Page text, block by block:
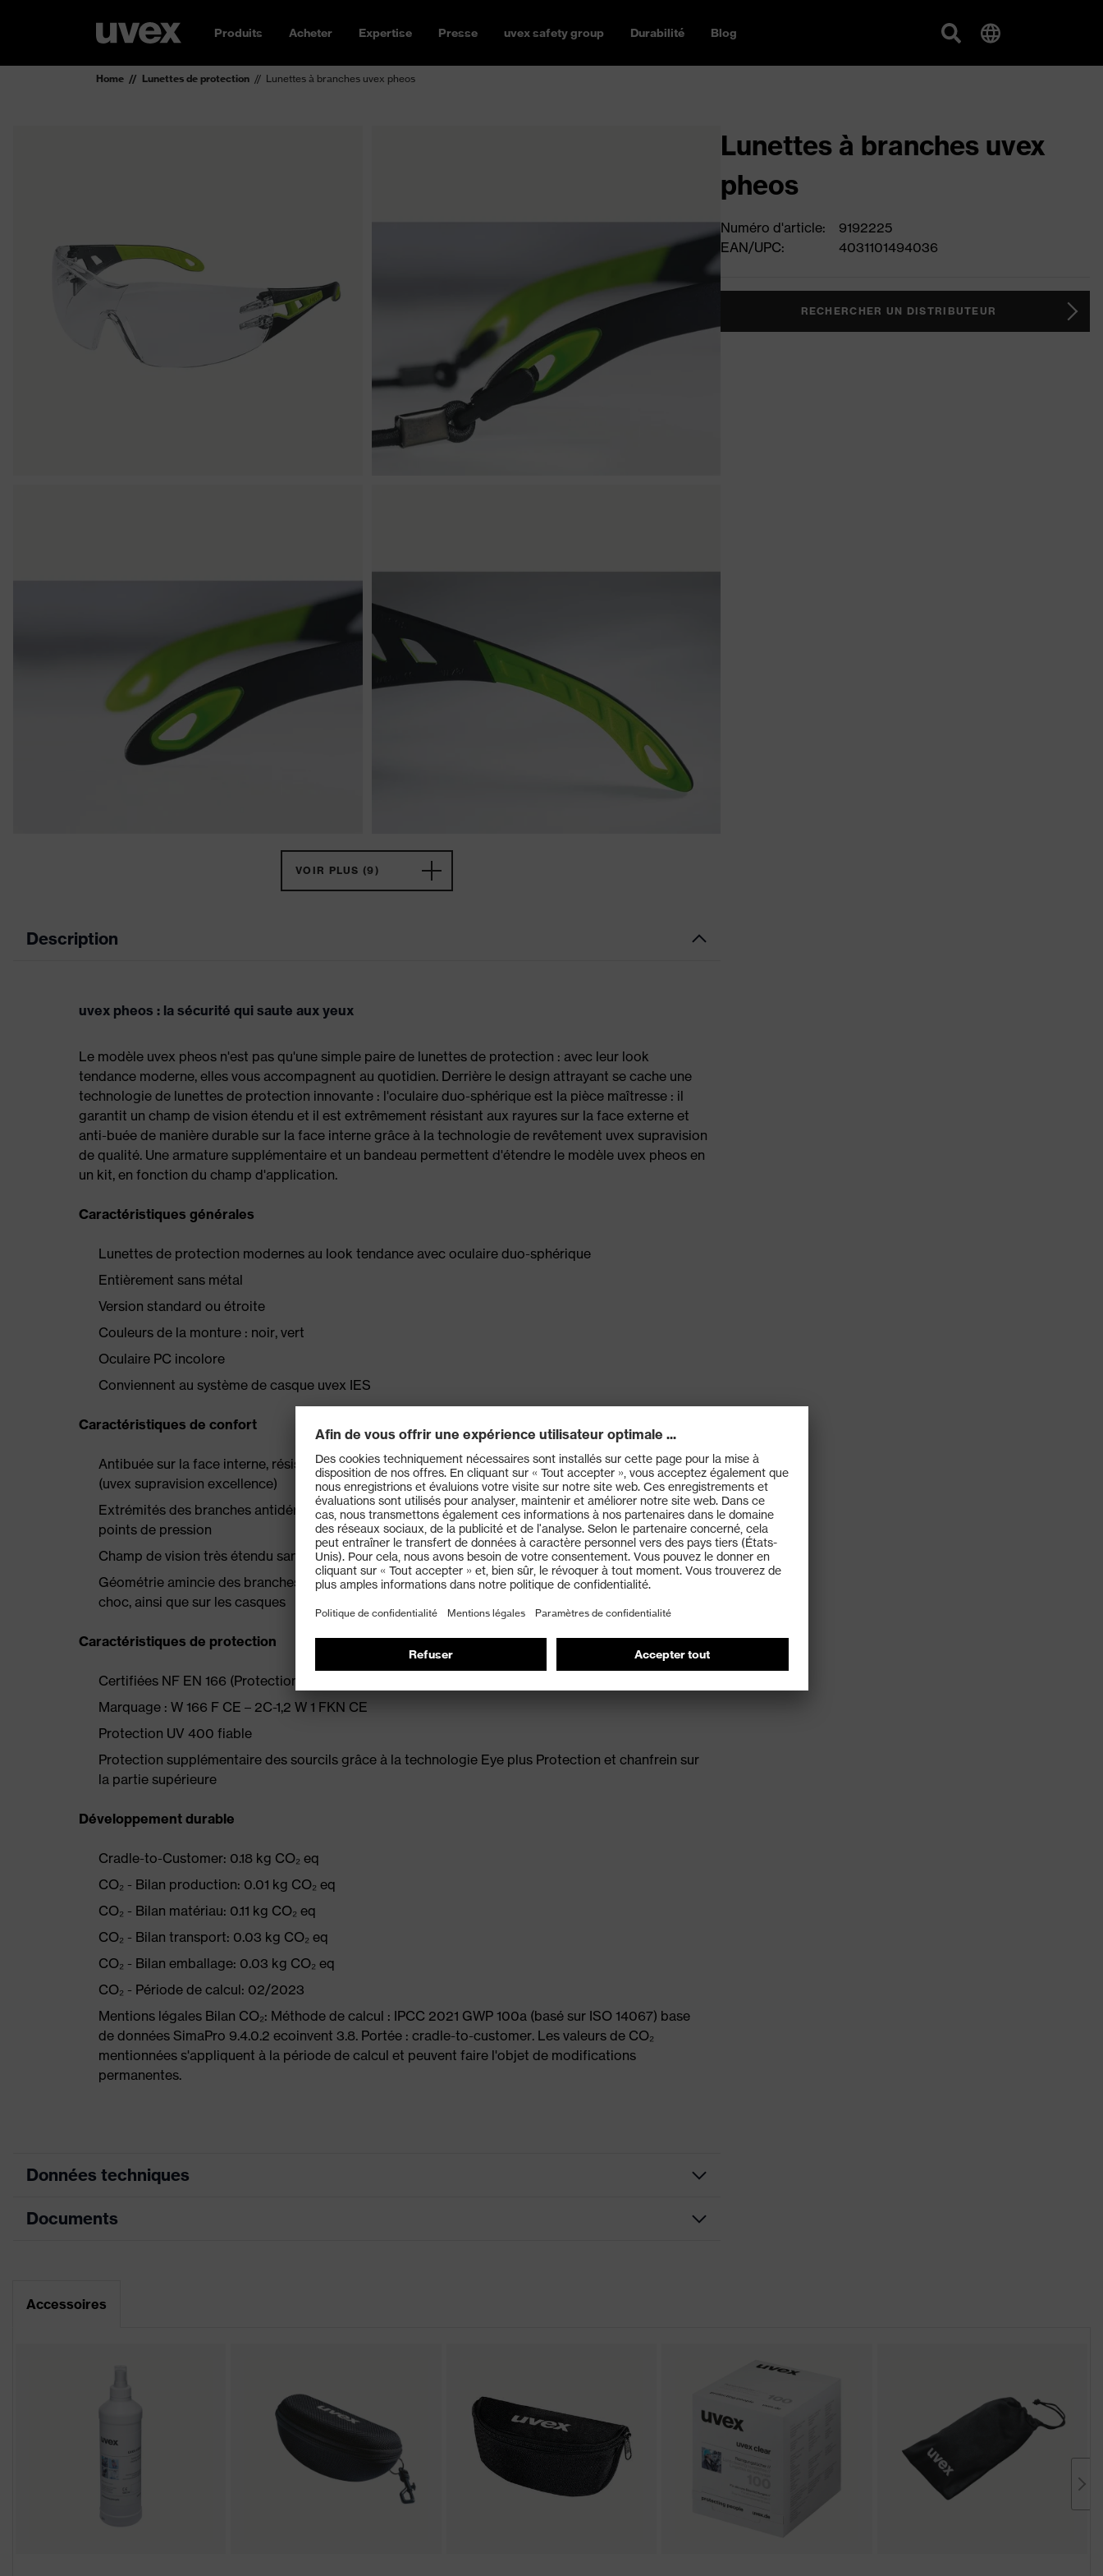
Produits Acheter Expertise Presse uvex safety group Durabilité Blog
Home Lunettes de protection Lunettes à branches uvex pheos
VOIR PLUS (9)
Description
uvex pheos : la sécurité qui saute aux yeux
Le modèle uvex pheos n'est pas qu'une simple paire de lunettes de protection : avec leur look
tendance moderne, elles vous accompagnent au quotidien. Derrière le design attrayant se cache une
technologie de lunettes de protection innovante : l'oculaire duo-sphérique est la pièce maîtresse : il
garantit un champ de vision étendu et il est extrêmement résistant aux rayures sur la face externe et
anti-buée de manière durable sur la face interne grâce à la technologie de revêtement uvex supravision
de qualité. Une armature supplémentaire et un bandeau permettent d'étendre le modèle uvex pheos en
un kit, en fonction du champ d'application.
Caractéristiques générales
Lunettes de protection modernes au look tendance avec oculaire duo-sphérique
Entièrement sans métal
Version standard ou étroite
Couleurs de la monture : noir, vert
Oculaire PC incolore
Conviennent au système de casque uvex IES
Caractéristiques de confort
Antibuée sur la face interne, résistantes aux rayures et aux produits chimiques sur la face externe
(uvex supravision excellence)
Extrémités des branches antidérapantes et souples (technologie uvex duo component) évitant les
points de pression
Champ de vision très étendu sans monture
Géométrie amincie des branches pour un confort de port optimal sur les coquilles anti-bruit et anti-
choc, ainsi que sur les casques
Caractéristiques de protection
Certifiées NF EN 166 (Protection individuelle de l'œil) et NF EN 170 (Filtres pour l'ultraviolet)
Marquage : W 166 F CE – 2C-1,2 W 1 FKN CE
Protection UV 400 fiable
Protection supplémentaire des sourcils grâce à la technologie Eye plus Protection et chanfrein sur
la partie supérieure
Développement durable
Cradle-to-Customer: 0.18 kg CO₂ eq
CO₂ - Bilan production: 0.01 kg CO₂ eq
CO₂ - Bilan matériau: 0.11 kg CO₂ eq
CO₂ - Bilan transport: 0.03 kg CO₂ eq
CO₂ - Bilan emballage: 0.03 kg CO₂ eq
CO₂ - Période de calcul: 02/2023
Mentions légales Bilan CO₂: Méthode de calcul : IPCC 2021 GWP 100a (basé sur ISO 14067) base
de données SimaPro 9.4.0.2 ecoinvent 3.8. Portée : cradle-to-customer. Les valeurs de CO₂
mentionnées s'appliquent à la période de calcul et peuvent faire l'objet de modifications
permanentes.
Données techniques
couleur de recherche (filtre)
excellente résistance aux rayures sur la face externe, face interne antibuée,
résistance aux produits chimiques
Propriétés de la teinte des
oculaires
Reconnaissance des couleurs
Documents
Lunettes à branches uvex
pheos
Numéro d'article:
9192225
EAN/UPC:
4031101494036
RECHERCHER UN DISTRIBUTEUR
Accessoires